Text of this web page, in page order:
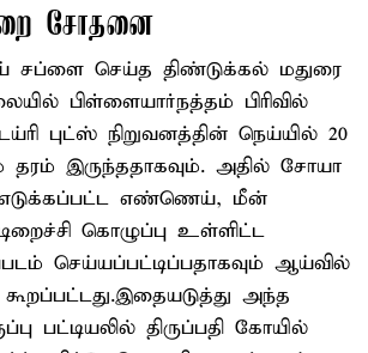
சோதனை
சப்ளை செய்த திண்டுக்கல் மதுரை
பிள்ளையார்நத்தம் பிரிவில்
புட்ஸ் நிறுவனத்தின் நெய்யில் 20
தரம் இருந்ததாகவும். அதில் சோயா
எடுக்கப்பட்ட எண்ணெய், மீன்
கொழுப்பு உள்ளிட்ட
செய்யப்பட்டிப்பதாகவும் ஆய்வில்
அந்த
பட்டியலில் திருப்பதி கோயில்